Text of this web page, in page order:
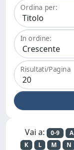
Ordina per:
In ordine:
Risultati/Pagina
Vai a: 0-9 A
K
L M N